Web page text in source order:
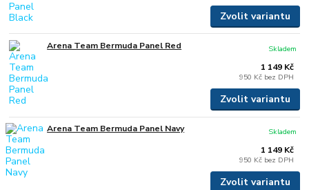
Zvolit variantu
Arena Team Bermuda Panel Red
1 149 Kč
950 Kč bez DPH
Skladem
Zvolit variantu
Arena Team Bermuda Panel Navy
1 149 Kč
950 Kč bez DPH
Skladem
Zvolit variantu